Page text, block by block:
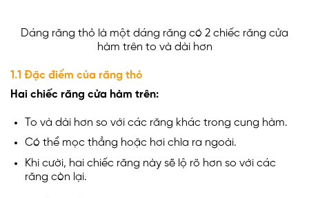
Dáng răng thỏ là một dáng răng có 2 chiếc răng cửa
hàm trên to và dài hơn
1.1 Đặc điểm của răng thỏ
Hai chiếc răng cửa hàm trên:
To và dài hơn so với các răng khác trong cung hàm.
Có thể mọc thẳng hoặc hơi chìa ra ngoài.
Khi cười, hai chiếc răng này sẽ lộ rõ hơn so với các
răng còn lại.